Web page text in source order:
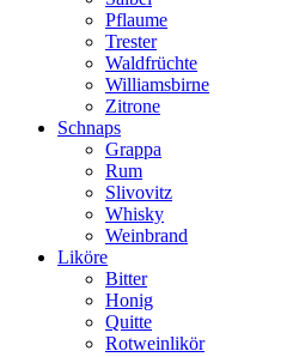
Pflaume
Trester
Waldfrüchte
Williamsbirne
Zitrone
Schnaps
Grappa
Rum
Slivovitz
Whisky
Weinbrand
Liköre
Bitter
Honig
Quitte
Rotweinlikör